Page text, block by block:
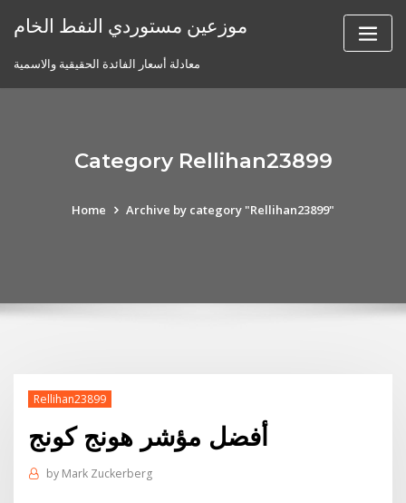
موزعين مستوردي النفط الخام
معادلة أسعار الفائدة الحقيقية والاسمية
Category Rellihan23899
Home Archive by category "Rellihan23899"
Rellihan23899
أفضل مؤشر هونج كونج
by Mark Zuckerberg